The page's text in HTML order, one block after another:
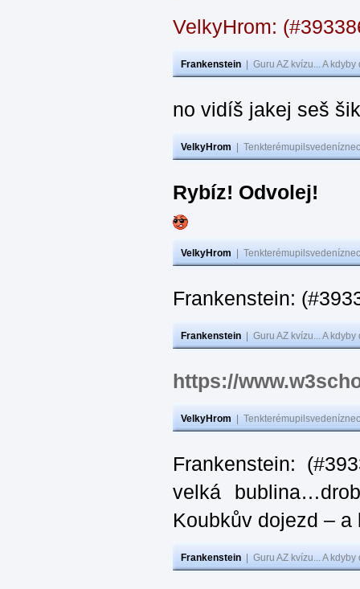
VelkyHrom:
Frankenstein Guru AZ kvízu... A
no vidíš jakej seš
VelkyHrom
Rybíz! Odvolej!
VelkyHrom
Frankenstein:
Frankenstein Guru AZ kvízu... A
https://
VelkyHrom
Frankenstein:
velká
Koubkův dojezd –
Frankenstein Guru AZ kvízu... A